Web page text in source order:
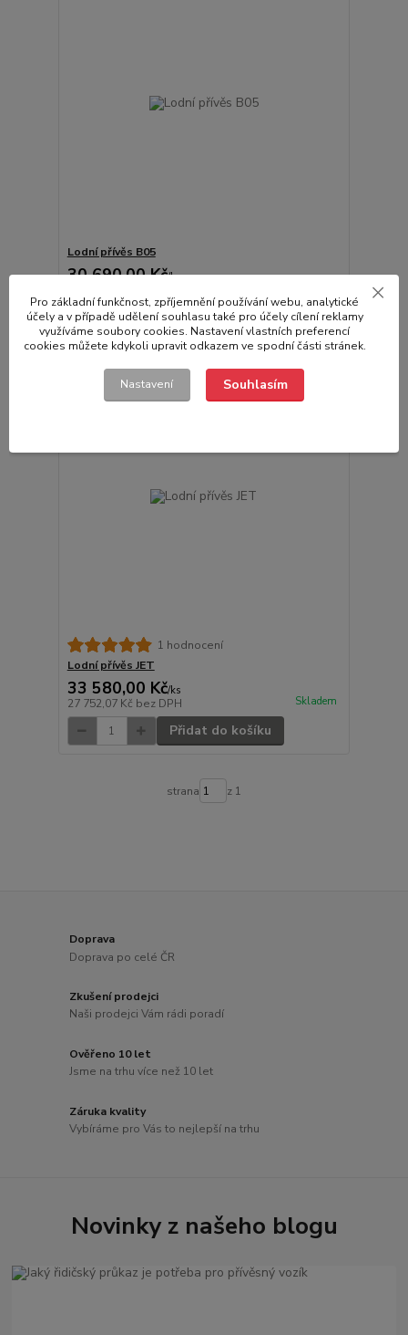
Lodní přívěs B05
30 690,00 Kč/ks
Přidat do košíku
1 hodnocení
Lodní přívěs JET
33 580,00 Kč/ks
27 752,07 Kč bez DPH Skladem
Přidat do košíku
strana z 1
Doprava
Doprava po celé ČR
Zkušení prodejci
Naši prodejci Vám rádi poradí
Ověřeno 10 let
Jsme na trhu více než 10 let
Záruka kvality
Vybíráme pro Vás to nejlepší na trhu
Novinky z našeho blogu
Pro základní funkčnost, zpříjemnění používání webu, analytické
účely a v případě udělení souhlasu také pro účely cílení reklamy
využíváme soubory cookies. Nastavení vlastních preferencí
cookies můžete kdykoli upravit odkazem ve spodní části stránek.
Nastavení Souhlasím